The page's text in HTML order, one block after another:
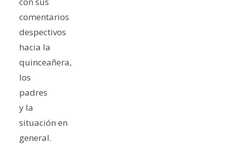
comentarios
despectivos
hacia la
quinceañera,
los
padres
y la
situación en
general.